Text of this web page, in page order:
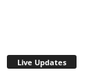
Live Updates